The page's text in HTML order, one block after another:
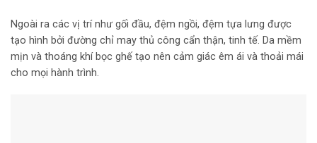
Ngoài ra các vị trí như gối đầu, đệm ngồi, đệm tựa lưng được
tạo hình bởi đường chỉ may thủ công cẩn thận, tinh tế. Da mềm
mịn và thoáng khí bọc ghế tạo nên cảm giác êm ái và thoải mái
cho mọi hành trình.